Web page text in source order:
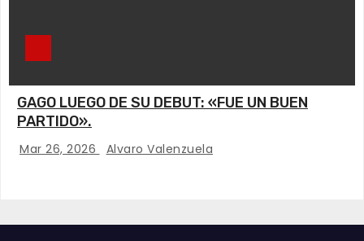
GAGO LUEGO DE SU DEBUT: «FUE UN BUEN
PARTIDO».
Mar 26, 2026 Alvaro Valenzuela